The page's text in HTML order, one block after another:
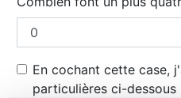
En cochant cette case,
particulières ci-dessous